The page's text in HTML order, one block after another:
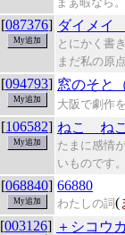
[087376] ダイメ
とにかく書
まだ私の原
[094793] 窓のそと
大阪で劇作
[106582] ねこ ね
たまに感情
いものです
[068840] 66880
わたしの詞(
[003126] ＋シコウ